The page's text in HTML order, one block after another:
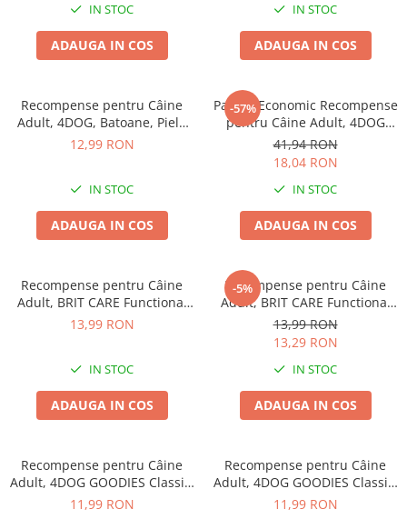
IN STOC
ADAUGA IN COS
IN STOC
ADAUGA IN COS
Recompense pentru Câine
Adult, 4DOG, Batoane, Piele
Răsucită, 12.5cm, 15 bucăți
12,99 RON
IN STOC
ADAUGA IN COS
-57%
Pachet Economic Recompense
pentru Câine Adult, 4DOG
GOODIES Trainer, Vită, 6x150g
41,94 RON
18,04 RON
IN STOC
ADAUGA IN COS
Recompense pentru Câine
Adult, BRIT CARE Functional
Snack, Antiparazitar, Somon,
13,99 RON
IN STOC
ADAUGA IN COS
-5%
Recompense pentru Câine
Adult, BRIT CARE Functional
Snack, Endurance, Miel, 150g
13,99 RON
13,29 RON
IN STOC
ADAUGA IN COS
Recompense pentru Câine
Adult, 4DOG GOODIES Classic,
Copan de Pui, 100g
11,99 RON
Recompense pentru Câine
Adult, 4DOG GOODIES Classic,
Poppers cu Pui, 100g
11,99 RON